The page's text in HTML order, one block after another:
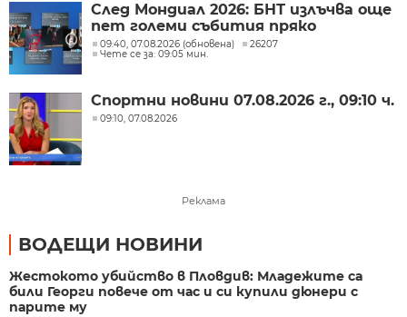
След Мондиал 2026: БНТ излъчва още
пет големи събития пряко
09:40, 07.08.2026 (обновена)
26207
Чете се за: 09:05 мин.
Спортни новини 07.08.2026 г., 09:10 ч.
09:10, 07.08.2026
Реклама
ВОДЕЩИ НОВИНИ
Жестокото убийство в Пловдив: Младежите са
били Георги повече от час и си купили дюнери с
парите му